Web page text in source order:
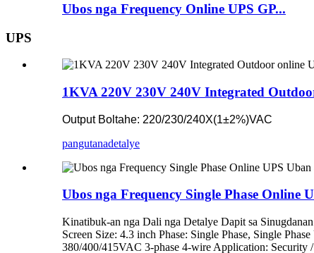
Ubos nga Frequency Online UPS GP...
UPS
1KVA 220V 230V 240V Integrated
Output Boltahe: 220/230/240X(1±2%)VAC
pangutanadetalye
Ubos nga Frequency Single Phase
Kinatibuk-an nga Dali nga Detalye Dapit sa
Screen Size: 4.3 inch Phase: Single Phase, Single
380/400/415VAC 3-phase 4-wire Application: